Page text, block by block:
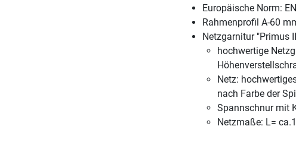
Europäische Norm:
Rahmenprofil A-60
Netzgarnitur "Primus
hochwertige
Netz:
nach Farbe der
Spannschnur mit
Netzmaße: L=